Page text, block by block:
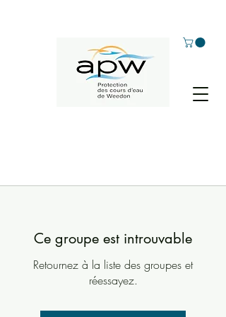
Ce groupe est introuvable
Retournez à la liste des groupes et
réessayez.